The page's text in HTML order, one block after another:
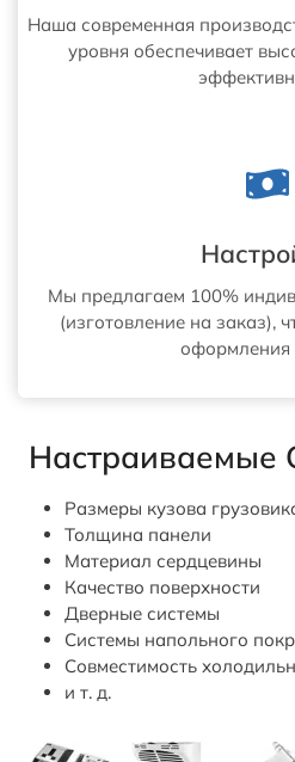
Наша современная
уровня обеспечивает
Мы предлагаем 100%
(изготовление на заказ),
оформления
Настраиваемые
Размеры кузова
Толщина панели
Материал сердцевины
Качество поверхности
Дверные системы
Системы напольного
Совместимость
и т. д.